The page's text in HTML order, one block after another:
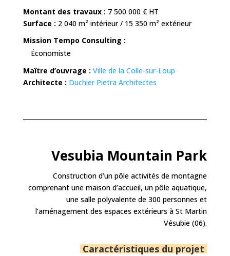
Montant des travaux : 7 500 000 € HT
Surface : 2 040 m² intérieur / 15 350 m² extérieur
Mission Tempo Consulting :
Économiste
Maître d’ouvrage : Ville de la Colle-sur-Loup
Architecte : Duchier Pietra Architectes
Vesubia Mountain Park
Construction d’un pôle activités de montagne
comprenant une maison d’accueil, un pôle aquatique,
une salle polyvalente de 300 personnes et
l’aménagement des espaces extérieurs à St Martin
Vésubie (06).
Caractéristiques du projet